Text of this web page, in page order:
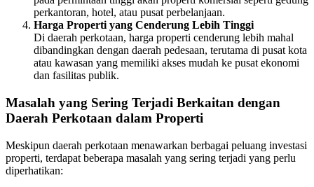
perkantoran, hotel, atau pusat perbelanjaan.
Harga Properti yang Cenderung Lebih Tinggi
Di daerah perkotaan, harga properti cenderung lebih mahal
dibandingkan dengan daerah pedesaan, terutama di pusat kota
atau kawasan yang memiliki akses mudah ke pusat ekonomi
dan fasilitas publik.
Masalah yang Sering Terjadi Berkaitan dengan
Daerah Perkotaan dalam Properti
Meskipun daerah perkotaan menawarkan berbagai peluang investasi
properti, terdapat beberapa masalah yang sering terjadi yang perlu
diperhatikan: